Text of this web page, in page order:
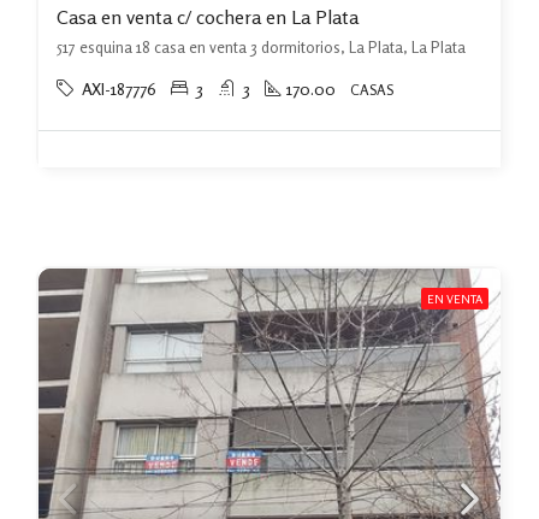
Casa en venta c/ cochera en La Plata
517 esquina 18 casa en venta 3 dormitorios, La Plata, La Plata
AXI-187776 3 3 170.00 CASAS
EN VENTA